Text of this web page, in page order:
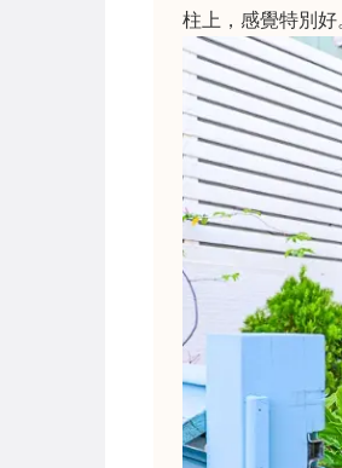
柱上，感覺特別好